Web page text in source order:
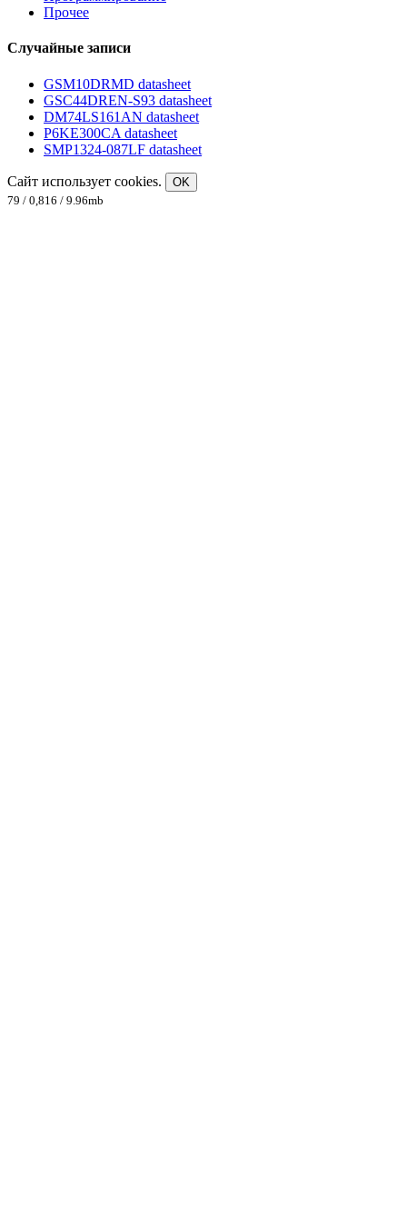
Прочее
Случайные записи
GSM10DRMD datasheet
GSC44DREN-S93 datasheet
DM74LS161AN datasheet
P6KE300CA datasheet
SMP1324-087LF datasheet
Сайт использует cookies.
OK
79 / 0,816 / 9.96mb